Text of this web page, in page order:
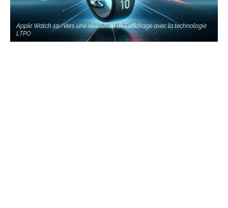
Apple Watch 10 : Vers une révolution de l'affichage avec la technologie
LTPO